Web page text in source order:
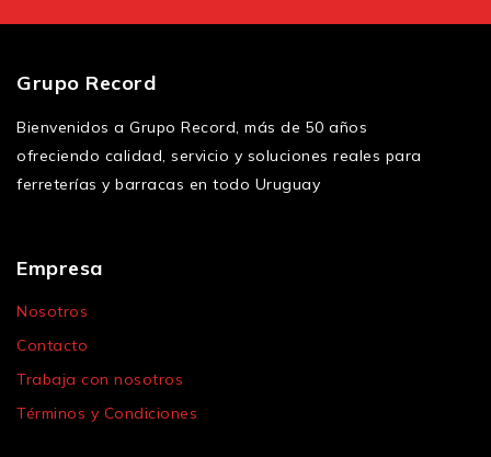
Grupo Record
Bienvenidos a Grupo Record, más de 50 años
ofreciendo calidad, servicio y soluciones reales para
ferreterías y barracas en todo Uruguay
Empresa
Nosotros
Contacto
Trabaja con nosotros
Términos y Condiciones